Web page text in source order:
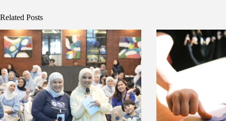
Related Posts